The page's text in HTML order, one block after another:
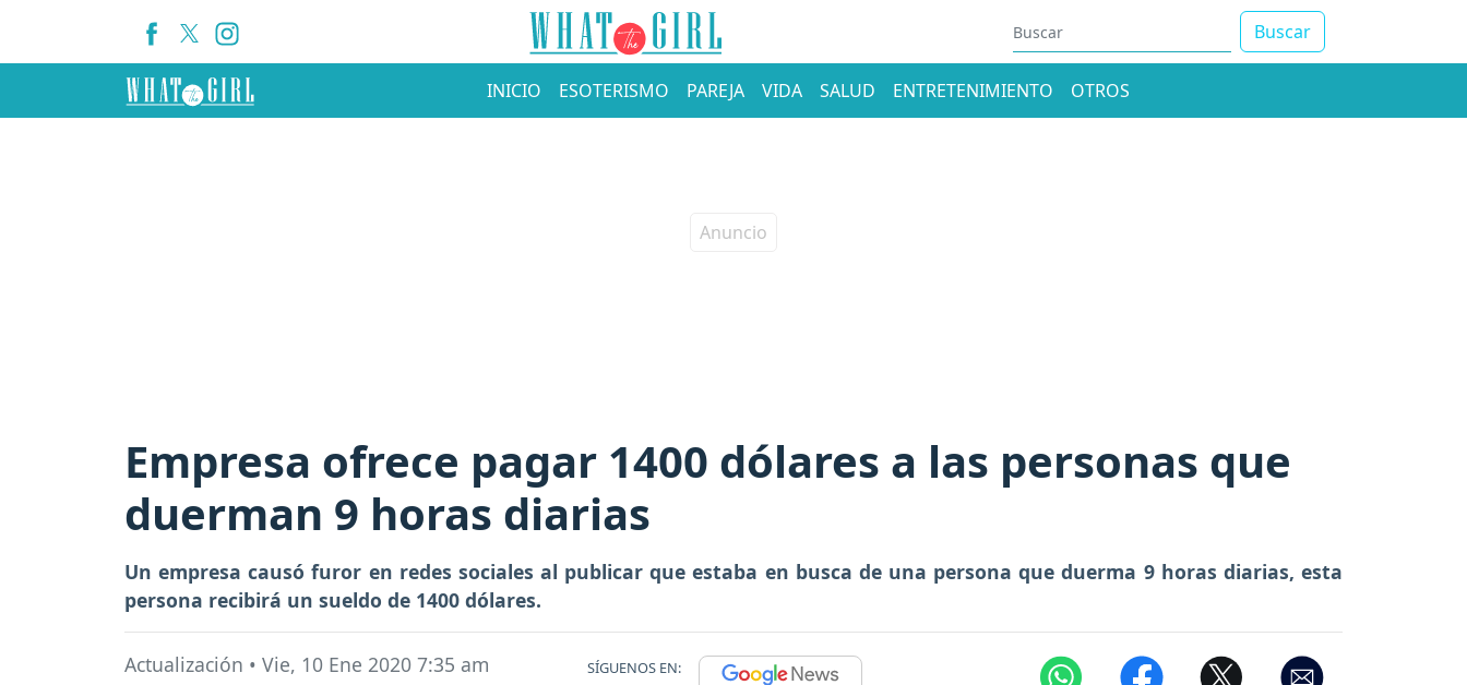
Buscar
INICIO ESOTERISMO PAREJA VIDA SALUD ENTRETENIMIENTO OTROS
Empresa ofrece pagar 1400 dólares a las personas que
duerman 9 horas diarias
Un empresa causó furor en redes sociales al publicar que estaba en busca de una persona que duerma 9 horas diarias, esta
persona recibirá un sueldo de 1400 dólares.
Actualización • Vie, 10 Ene 2020 7:35 am SÍGUENOS EN: